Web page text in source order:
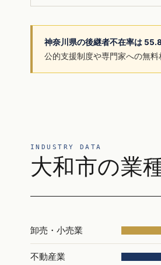
神奈川県の後継者不在率は
公的支援制度や専門家への無料
INDUSTRY DATA
大和市の業
卸売・小売業
不動産業